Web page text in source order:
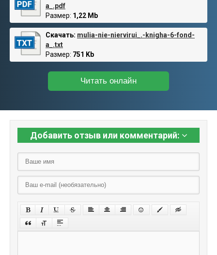
a_.pdf
Размер: 1,22 Mb
Скачать: mulia-nie-niervirui_.-knigha-6-fond-
a_.txt
Размер: 751 Kb
Читать онлайн
Добавить отзыв или комментарий: